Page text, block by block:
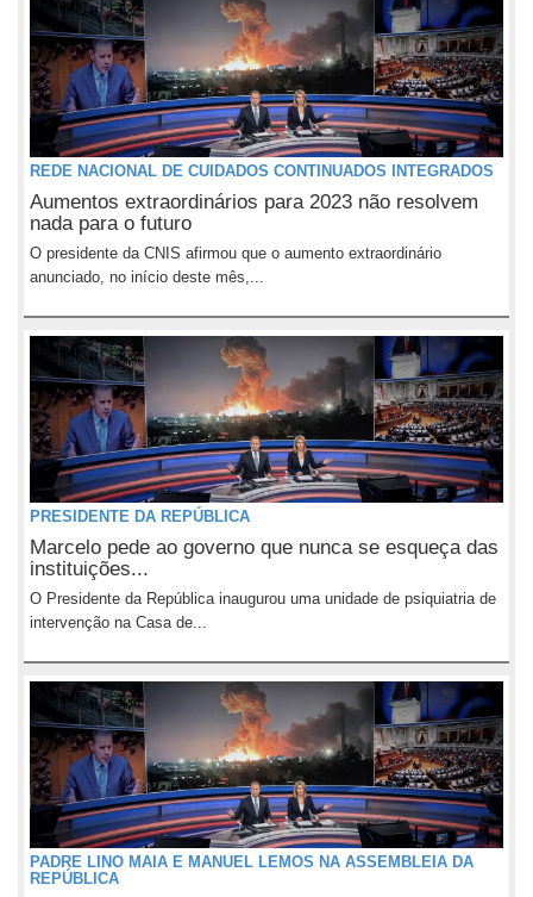
REDE NACIONAL DE CUIDADOS CONTINUADOS INTEGRADOS
Aumentos extraordinários para 2023 não resolvem
nada para o futuro
O presidente da CNIS afirmou que o aumento extraordinário
anunciado, no início deste mês,...
PRESIDENTE DA REPÚBLICA
Marcelo pede ao governo que nunca se esqueça das
instituições...
O Presidente da República inaugurou uma unidade de psiquiatria de
intervenção na Casa de...
PADRE LINO MAIA E MANUEL LEMOS NA ASSEMBLEIA DA
REPÚBLICA